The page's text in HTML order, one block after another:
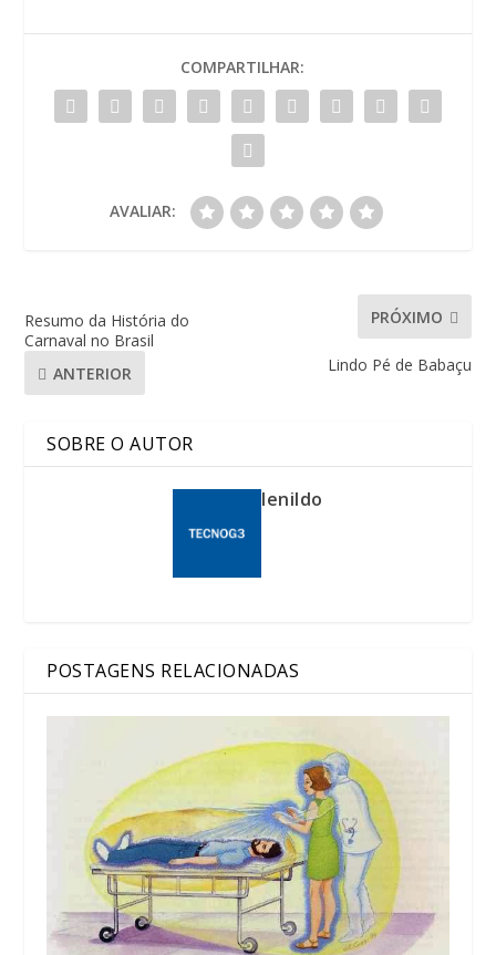
COMPARTILHAR:
AVALIAR:
Resumo da História do
Carnaval no Brasil
ANTERIOR
PRÓXIMO
Lindo Pé de Babaçu
SOBRE O AUTOR
lenildo
POSTAGENS RELACIONADAS